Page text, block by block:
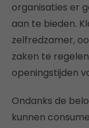
organisaties er
aan te bieden.
zelfredzamer,
zaken te
openingstijden
Ondanks de
kunnen